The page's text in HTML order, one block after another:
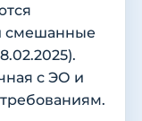
смешанные
с ЭО и